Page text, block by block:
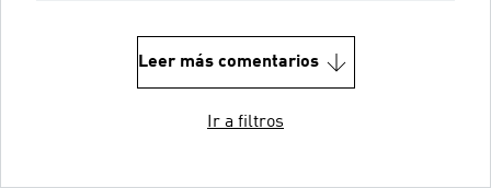
Leer más comentarios
Ir a filtros